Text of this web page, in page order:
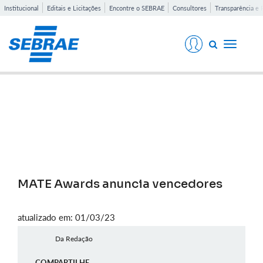
Institucional Editais e Licitações Encontre o SEBRAE Consultores Transparência e
Toggle
MATE Awards anuncia vencedores
atualizado em: 01/03/23
Da Redação